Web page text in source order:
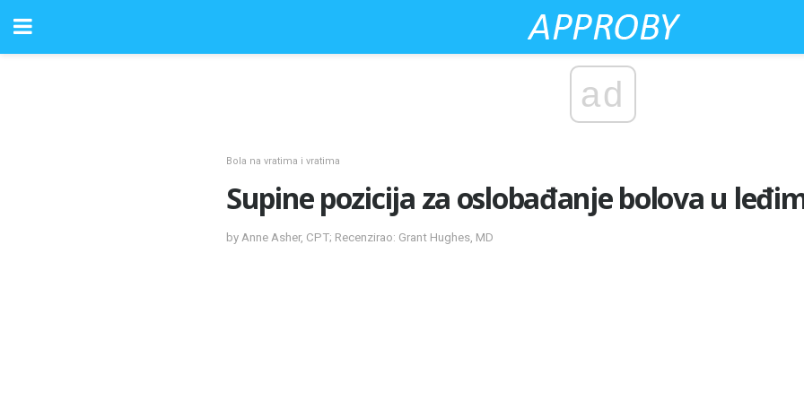
ad
Bola na vratima i vratima
Supine pozicija za oslobađanje bolova u
by Anne Asher, CPT; Recenzirao: Grant Hughes, MD